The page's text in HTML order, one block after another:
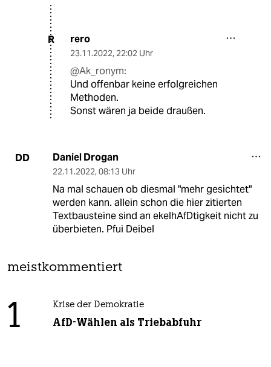
R rero
23.11.2022, 22:02 Uhr
@Ak_ronym:
Und offenbar keine erfolgreichen
Methoden.
Sonst wären ja beide draußen.
DD Daniel Drogan
22.11.2022, 08:13 Uhr
Na mal schauen ob diesmal "mehr gesichtet"
werden kann. allein schon die hier zitierten
Textbausteine sind an ekelhAfDtigkeit nicht zu
überbieten. Pfui Deibel
meistkommentiert
1 Krise der Demokratie
AfD-Wählen als Triebabfuhr